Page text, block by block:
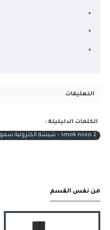
التعليقات
الكلمات الدليليلة :
smok novo 2 – شيشة الكترونية سموك – نوفو ٢ فل كت
من نفس القسم